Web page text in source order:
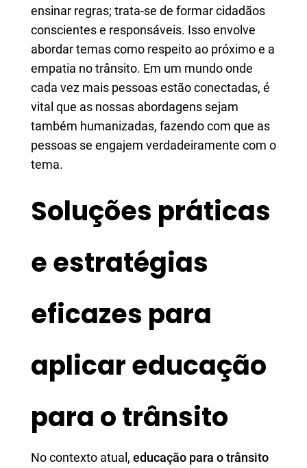
ensinar regras; trata-se de formar cidadãos
conscientes e responsáveis. Isso envolve
abordar temas como respeito ao próximo e a
empatia no trânsito. Em um mundo onde
cada vez mais pessoas estão conectadas, é
vital que as nossas abordagens sejam
também humanizadas, fazendo com que as
pessoas se engajem verdadeiramente com o
tema.
Soluções práticas
e estratégias
eficazes para
aplicar educação
para o trânsito
No contexto atual, educação para o trânsito